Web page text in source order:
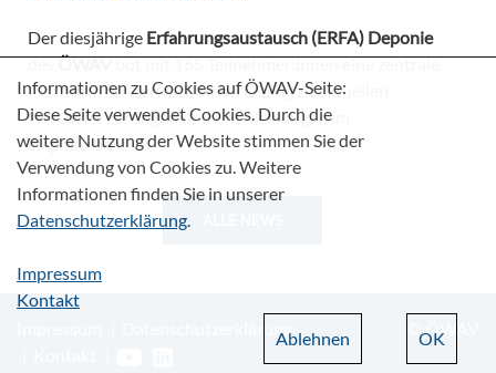
Der diesjährige Erfahrungsaustausch (ERFA) Deponie
desÖWAVbot mit 165 Teilnehmer:innen eine zentrale
Plattform für den fachlichen Dialog zu aktuellen
Herausforderungen und Entwicklungen im
Deponiebereich.
Datenschutzerklärung
© ÖWAV
Informationen zu Cookies auf ÖWAV-Seite:
Diese Seite verwendet Cookies. Durch die
weitere Nutzung der Website stimmen Sie der
Verwendung von Cookies zu. Weitere
Informationen finden Sie in unserer
Datenschutzerklärung.
Impressum
Kontakt
OK
Ablehnen